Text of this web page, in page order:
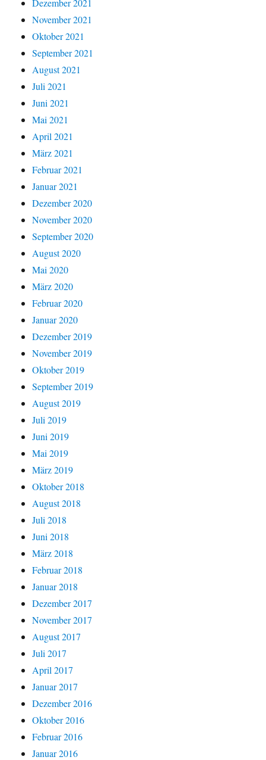
Dezember 2021
November 2021
Oktober 2021
September 2021
August 2021
Juli 2021
Juni 2021
Mai 2021
April 2021
März 2021
Februar 2021
Januar 2021
Dezember 2020
November 2020
September 2020
August 2020
Mai 2020
März 2020
Februar 2020
Januar 2020
Dezember 2019
November 2019
Oktober 2019
September 2019
August 2019
Juli 2019
Juni 2019
Mai 2019
März 2019
Oktober 2018
August 2018
Juli 2018
Juni 2018
März 2018
Februar 2018
Januar 2018
Dezember 2017
November 2017
August 2017
Juli 2017
April 2017
Januar 2017
Dezember 2016
Oktober 2016
Februar 2016
Januar 2016